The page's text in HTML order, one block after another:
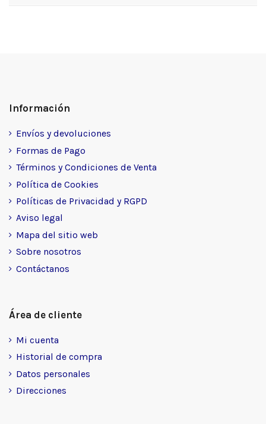
Información
Envíos y devoluciones
Formas de Pago
Términos y Condiciones de Venta
Política de Cookies
Políticas de Privacidad y RGPD
Aviso legal
Mapa del sitio web
Sobre nosotros
Contáctanos
Área de cliente
Mi cuenta
Historial de compra
Datos personales
Direcciones